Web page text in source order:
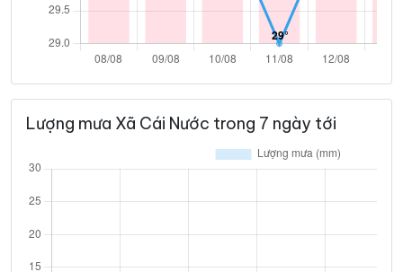
Lượng mưa Xã Cái Nước trong 7 ngày tới